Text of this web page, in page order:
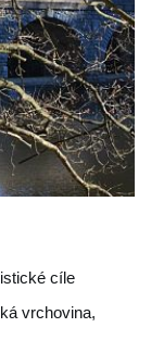
cíle
vrchovina,